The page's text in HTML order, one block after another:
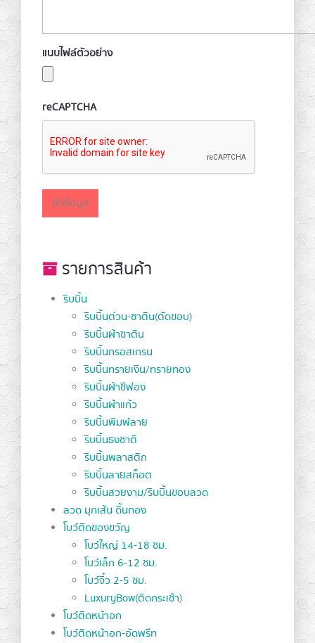
แนบไฟล์ตัวอย่าง
reCAPTCHA
รายการสินค้า
ริบบิ้น
ริบบิ้นต่วน-ซาติน(ตัดขอบ)
ริบบิ้นผ้าซาติน
ริบบิ้นกรอสเกรน
ริบบิ้นทรายเงิน/ทรายทอง
ริบบิ้นผ้าชีฟอง
ริบบิ้นผ้าแก้ว
ริบบิ้นพิมพ์ลาย
ริบบิ้นธงชาติ
ริบบิ้นพลาสติก
ริบบิ้นลายสก็อต
ริบบิ้นสวยงาม/ริบบิ้นขอบลวด
ลวด มุกเส้น ดิ้นทอง
โบว์ติดของขวัญ
โบว์ใหญ่ 14-18 ซม.
โบว์เล็ก 6-12 ซม.
โบว์จิ๋ว 2-5 ซม.
LuxuryBow(ติดกระเช้า)
โบว์ติดหน้าอก
โบว์ติดหน้าอก-อัดพรีท